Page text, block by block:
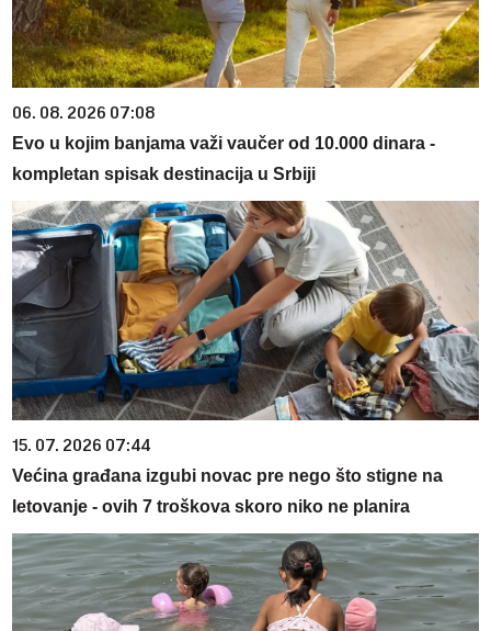
06. 08. 2026 07:08
Evo u kojim banjama važi vaučer od 10.000 dinara -
kompletan spisak destinacija u Srbiji
15. 07. 2026 07:44
Većina građana izgubi novac pre nego što stigne na
letovanje - ovih 7 troškova skoro niko ne planira